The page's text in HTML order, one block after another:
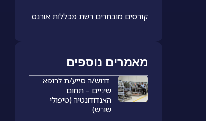
קורסים מובחרים רשת מכללות אורנס
מאמרים נוספים
דרוש/ה סייע/ת לרופא
שיניים – תחום
האנדודונטיה (טיפולי
שורש)